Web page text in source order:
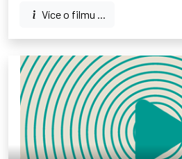
Více o filmu ...